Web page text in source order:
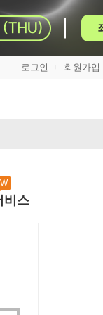
로그인 회원가입
비스